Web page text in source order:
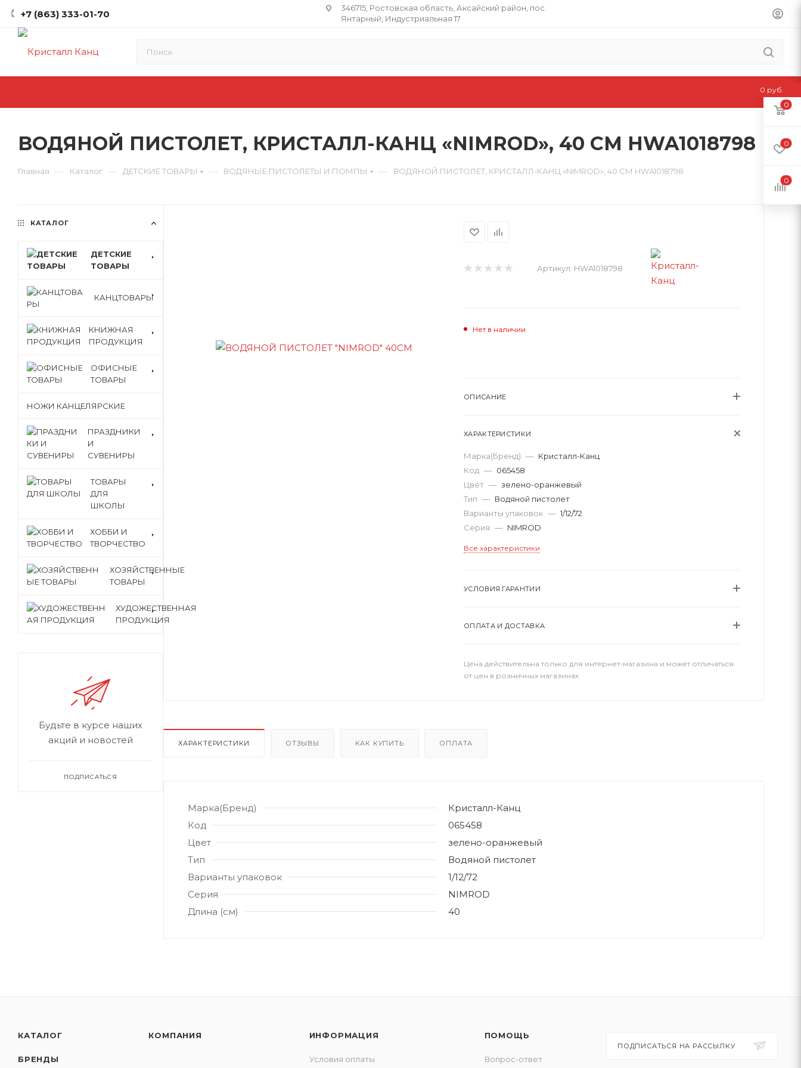
+7 (863) 333-01-70
346715, Ростовская область​, Аксайский район, пос.
Янтарный, Индустриальная 17
ВОДЯНОЙ ПИСТОЛЕТ, КРИСТАЛЛ-КАНЦ «NIMROD», 40 СМ HWA1018798
Главная — Каталог — ДЕТСКИЕ ТОВАРЫ — ВОДЯНЫЕ ПИСТОЛЕТЫ И ПОМПЫ — ВОДЯНОЙ ПИСТОЛЕТ, КРИСТАЛЛ-КАНЦ «NIMROD», 40 СМ HWA1018798
Артикул: HWA1018798
Нет в наличии
ОПИСАНИЕ
ХАРАКТЕРИСТИКИ
Марка(Бренд) — Кристалл-Канц
Код — 065458
Цвет — зелено-оранжевый
Тип — Водяной пистолет
Варианты упаковок — 1/12/72
Серия — NIMROD
Все характеристики
УСЛОВИЯ ГАРАНТИИ
ОПЛАТА И ДОСТАВКА
Цена действительна только для интернет-магазина и может отличаться
от цен в розничных магазинах
ХАРАКТЕРИСТИКИ ОТЗЫВЫ КАК КУПИТЬ ОПЛАТА
Марка(Бренд)
Кристалл-Канц
Код
065458
Цвет
зелено-оранжевый
Тип
Водяной пистолет
Варианты упаковок
1/12/72
Серия
NIMROD
Длина (см)
40
КАТАЛОГ
ДЕТСКИЕ
ТОВАРЫ
КАНЦТОВАРЫ
КНИЖНАЯ
ПРОДУКЦИЯ
ОФИСНЫЕ
ТОВАРЫ
НОЖИ КАНЦЕЛЯРСКИЕ
ПРАЗДНИКИ
И
СУВЕНИРЫ
ТОВАРЫ
ДЛЯ
ШКОЛЫ
ХОББИ И
ТВОРЧЕСТВО
ХОЗЯЙСТВЕННЫЕ
ТОВАРЫ
ХУДОЖЕСТВЕННАЯ
ПРОДУКЦИЯ
Будьте в курсе наших
акций и новостей
ПОДПИСАТЬСЯ
КАТАЛОГ
БРЕНДЫ
КОМПАНИЯ ИНФОРМАЦИЯ
Условия оплаты
ПОМОЩЬ
Вопрос-ответ
ПОДПИСАТЬСЯ НА РАССЫЛКУ
0
0
0
0 руб.